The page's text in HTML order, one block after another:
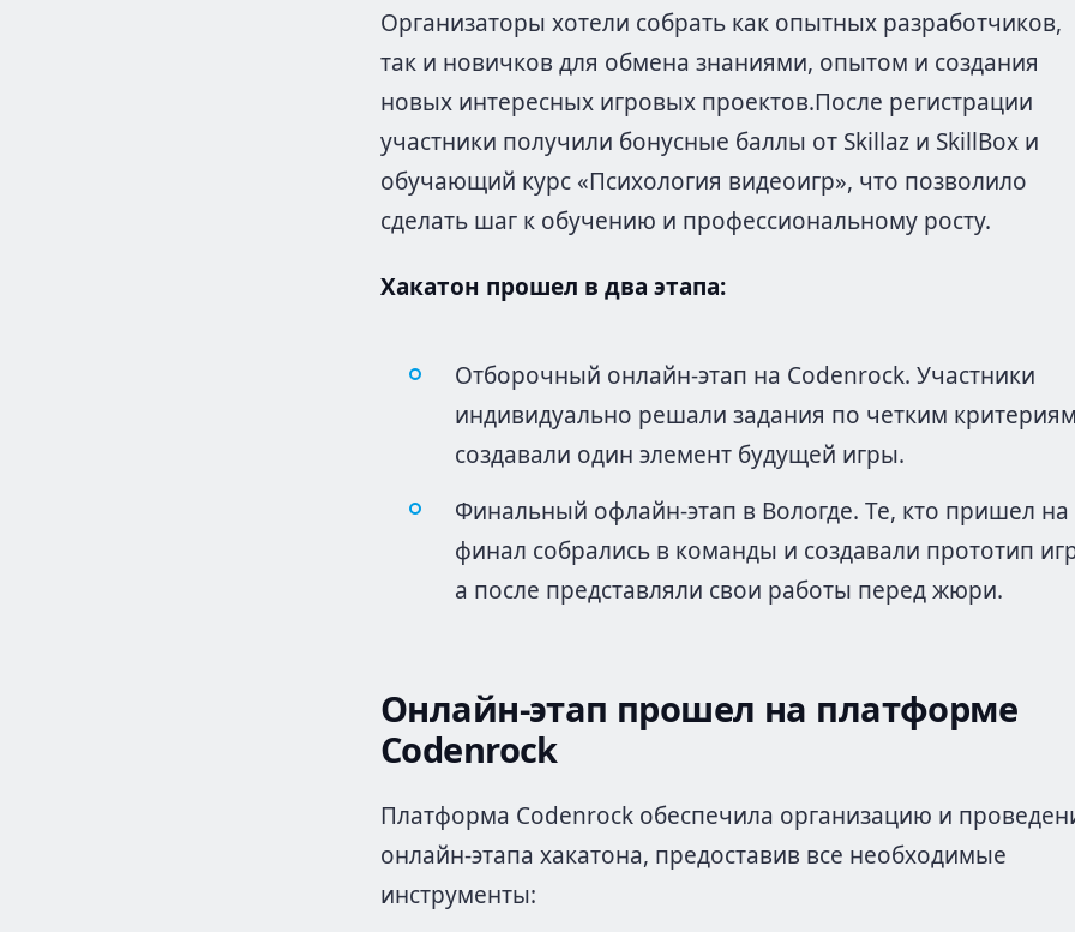
Организаторы хотели собрать как опытных разработчиков,
так и новичков для обмена знаниями, опытом и создания
новых интересных игровых проектов.После регистрации
участники получили бонусные баллы от Skillaz и SkillBox и
обучающий курс «Психология видеоигр», что позволило
сделать шаг к обучению и профессиональному росту.
Хакатон прошел в два этапа:
Отборочный онлайн-этап на Codenrock. Участники
индивидуально решали задания по четким
создавали один элемент будущей игры.
Финальный офлайн-этап в Вологде. Те, кто пришел на
финал собрались в команды и создавали прототип
а после представляли свои работы перед жюри.
Онлайн-этап прошел на платформе
Codenrock
Платформа Codenrock обеспечила организацию и
онлайн-этапа хакатона, предоставив все необходимые
инструменты: